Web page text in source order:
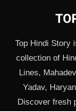
Top Hindi Story
collection of
Lines,
Yadav,
Discover fresh